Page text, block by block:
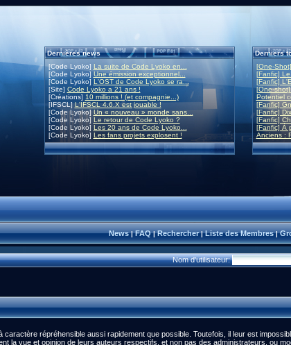
Dernières news
[Code Lyoko] La suite de Code Lyoko en...
[Code Lyoko]Une émission exceptionnel...
[Code Lyoko] L'OST de Code Lyoko se ra...
[Site] Code Lyoko a 21 ans !
[Créations] 10 millions ! (et compagnie...)
[IFSCL]L'IFSCL 4.6.X est jouable !
[Code Lyoko] Un « nouveau » monde sans...
[Code Lyoko] Le retour de Code Lyoko ?
[Code Lyoko] Les 20 ans de Code Lyoko...
[Code Lyoko] Les fans projets explosent !
Derniers
[One-
[Fanfic]
[Fanfic]
[One-
Potentiel
[Fanfic]
[Fanfic]
[Fanfic]
[Fanfic] À
Anciens :
News|FAQ|Rechercher|Liste des Membres|
Nom d'utilisateur:
répréhensible aussi rapidement que possible. Toutefois, il leur est
la vue et opinion de leurs auteurs respectifs, et non pas des administrateurs, ou